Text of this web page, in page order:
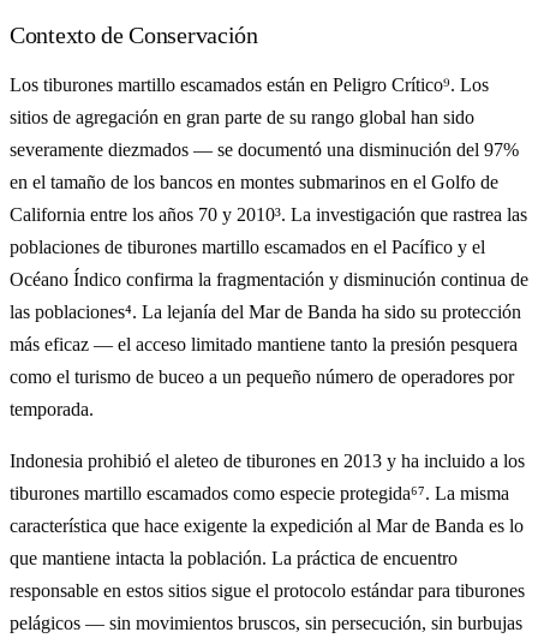
Contexto de Conservación
Los tiburones martillo escamados están en Peligro Crítico⁹. Los
sitios de agregación en gran parte de su rango global han sido
severamente diezmados — se documentó una disminución del 97%
en el tamaño de los bancos en montes submarinos en el Golfo de
California entre los años 70 y 2010³. La investigación que rastrea las
poblaciones de tiburones martillo escamados en el Pacífico y el
Océano Índico confirma la fragmentación y disminución continua de
las poblaciones⁴. La lejanía del Mar de Banda ha sido su protección
más eficaz — el acceso limitado mantiene tanto la presión pesquera
como el turismo de buceo a un pequeño número de operadores por
temporada.
Indonesia prohibió el aleteo de tiburones en 2013 y ha incluido a los
tiburones martillo escamados como especie protegida⁶⁷. La misma
característica que hace exigente la expedición al Mar de Banda es lo
que mantiene intacta la población. La práctica de encuentro
responsable en estos sitios sigue el protocolo estándar para tiburones
pelágicos — sin movimientos bruscos, sin persecución, sin burbujas